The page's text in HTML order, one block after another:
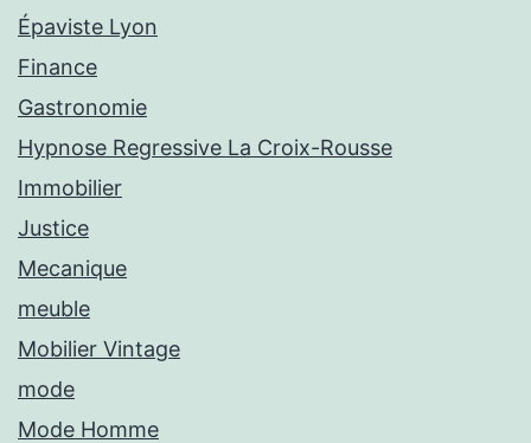
Épaviste Lyon
Finance
Gastronomie
Hypnose Regressive La Croix-Rousse
Immobilier
Justice
Mecanique
meuble
Mobilier Vintage
mode
Mode Homme